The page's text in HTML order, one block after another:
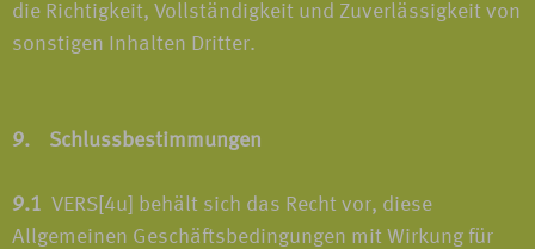
die Richtigkeit, Vollständigkeit und Zuverlässigkeit von
sonstigen Inhalten Dritter.
9. Schlussbestimmungen
9.1 VERS[4u] behält sich das Recht vor, diese
Allgemeinen Geschäftsbedingungen mit Wirkung für